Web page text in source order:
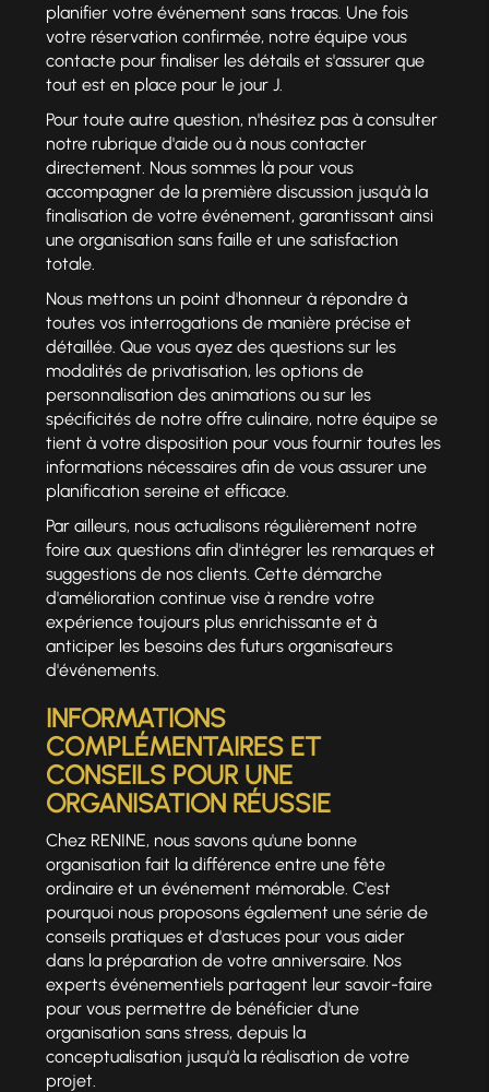
planifier votre événement sans tracas. Une fois
votre réservation confirmée, notre équipe vous
contacte pour finaliser les détails et s'assurer que
tout est en place pour le jour J.
Pour toute autre question, n'hésitez pas à consulter
notre rubrique d'aide ou à nous contacter
directement. Nous sommes là pour vous
accompagner de la première discussion jusqu'à la
finalisation de votre événement, garantissant ainsi
une organisation sans faille et une satisfaction
totale.
Nous mettons un point d'honneur à répondre à
toutes vos interrogations de manière précise et
détaillée. Que vous ayez des questions sur les
modalités de privatisation, les options de
personnalisation des animations ou sur les
spécificités de notre offre culinaire, notre équipe se
tient à votre disposition pour vous fournir toutes les
informations nécessaires afin de vous assurer une
planification sereine et efficace.
Par ailleurs, nous actualisons régulièrement notre
foire aux questions afin d'intégrer les remarques et
suggestions de nos clients. Cette démarche
d'amélioration continue vise à rendre votre
expérience toujours plus enrichissante et à
anticiper les besoins des futurs organisateurs
d'événements.
INFORMATIONS
COMPLÉMENTAIRES ET
CONSEILS POUR UNE
ORGANISATION RÉUSSIE
Chez RENINE, nous savons qu'une bonne
organisation fait la différence entre une fête
ordinaire et un événement mémorable. C'est
pourquoi nous proposons également une série de
conseils pratiques et d'astuces pour vous aider
dans la préparation de votre anniversaire. Nos
experts événementiels partagent leur savoir-faire
pour vous permettre de bénéficier d'une
organisation sans stress, depuis la
conceptualisation jusqu'à la réalisation de votre
projet.